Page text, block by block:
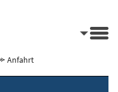
Anfahrt